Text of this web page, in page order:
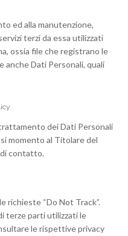
ed alla manutenzione,
terzi da essa utilizzati
ossia file che registrano le
anche Dati Personali, quali
dei Dati Personali
momento al Titolare del
contatto.
richieste “Do Not Track”.
terze parti utilizzati le
le rispettive privacy